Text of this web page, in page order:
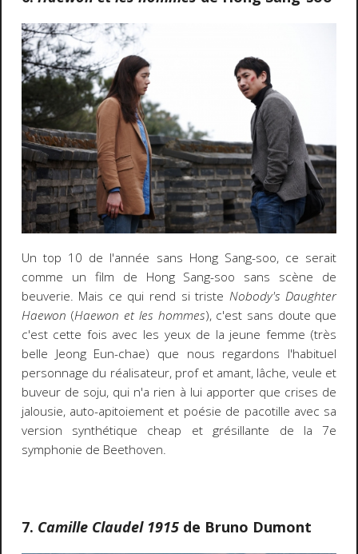
Un top 10 de l'année sans Hong Sang-soo, ce serait
comme un film de Hong Sang-soo sans scène de
beuverie. Mais ce qui rend si triste Nobody's Daughter
Haewon (Haewon et les hommes), c'est sans doute que
c'est cette fois avec les yeux de la jeune femme (très
belle Jeong Eun-chae) que nous regardons l'habituel
personnage du réalisateur, prof et amant, lâche, veule et
buveur de soju, qui n'a rien à lui apporter que crises de
jalousie, auto-apitoiement et poésie de pacotille avec sa
version synthétique cheap et grésillante de la 7e
symphonie de Beethoven.
7. Camille Claudel 1915de Bruno Dumont